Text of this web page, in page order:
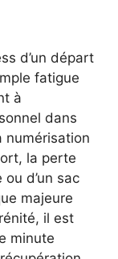
d’un départ
fatigue
à
dans
numérisation
la perte
d’un sac
majeure
il est
minute